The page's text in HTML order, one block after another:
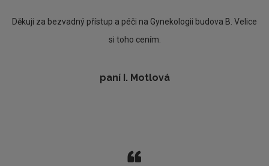
Děkuji za bezvadný přístup a péči na Gynekologii budova B. Velice
si toho cením.
paní I. Motlová